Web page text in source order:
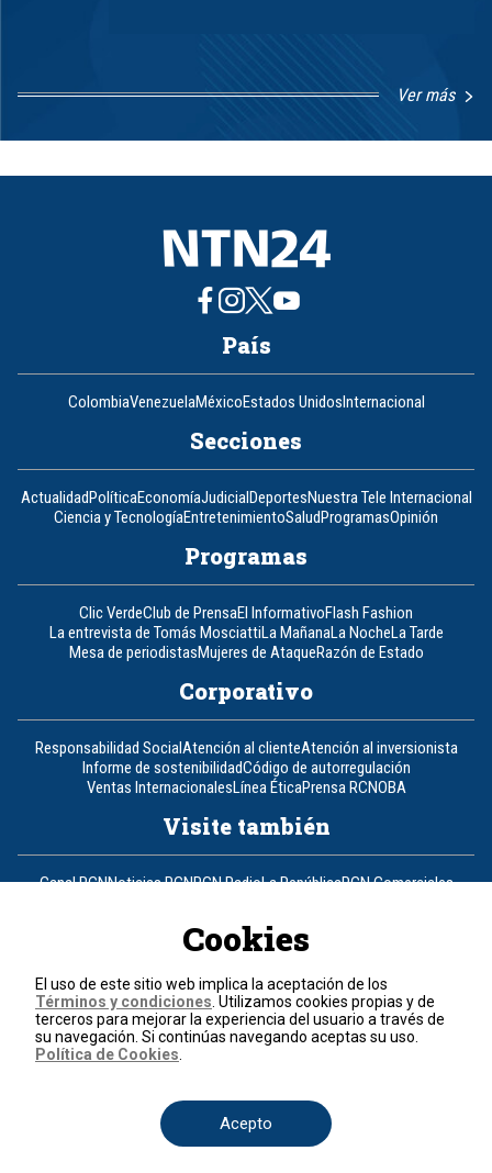
Ver más
8
País
ColombiaVenezuelaMéxicoEstados UnidosInternacional
Secciones
ActualidadPolíticaEconomíaJudicialDeportesNuestra Tele Internacional
Ciencia y TecnologíaEntretenimientoSaludProgramasOpinión
Programas
Clic VerdeClub de PrensaEl InformativoFlash Fashion
La entrevista de Tomás MosciattiLa MañanaLa NocheLa Tarde
Mesa de periodistasMujeres de AtaqueRazón de Estado
Corporativo
Responsabilidad SocialAtención al clienteAtención al inversionista
Informe de sostenibilidadCódigo de autorregulación
Ventas InternacionalesLínea ÉticaPrensa RCNOBA
Visite también
Canal RCNNoticias RCNRCN RadioLa RepúblicaRCN Comerciales
Un producto de RCN Televisión
Contáctenos
Teléfono+57 (601) 426 92 92
Términos y condiciones
© 2026, RCN Medios.
Cookies
El uso de este sitio web implica la aceptación de los
Términos y condiciones . Utilizamos cookies propias y de
terceros para mejorar la experiencia del usuario a través de
su navegación. Si continúas navegando aceptas su uso.
Política de Cookies
Acepto